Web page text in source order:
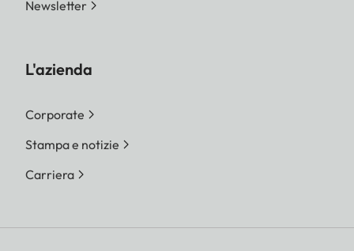
Newsletter
L'azienda
Corporate
Stampa e notizie
Carriera